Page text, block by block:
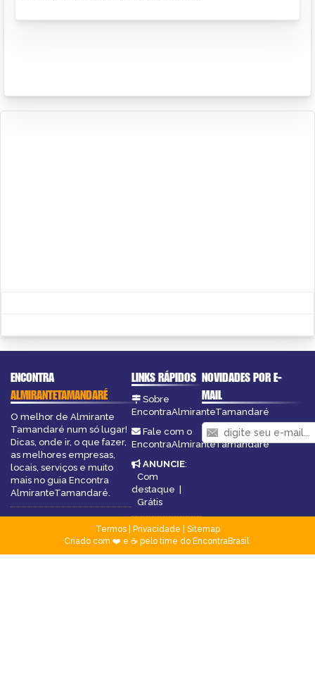
ENCONTRA
ALMIRANTETAMANDARÉ
O melhor de Almirante
Tamandaré num só lugar!
Dicas, onde ir, o que fazer,
as melhores empresas,
locais, serviços e muito
mais no guia Encontra
AlmiranteTamandaré.
LINKS RÁPIDOS
Sobre
EncontraAlmiranteTamandaré
Fale com o
EncontraAlmiranteTamandaré
ANUNCIE:
Com
destaque |
Grátis
NOVIDADES POR E-
MAIL
Termos| Privacidade
Sitemap
Criado com ❤️ e ☕ pelo time do EncontraBrasil